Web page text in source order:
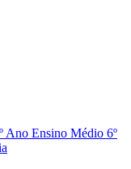
Ano Ensino Médio 6º